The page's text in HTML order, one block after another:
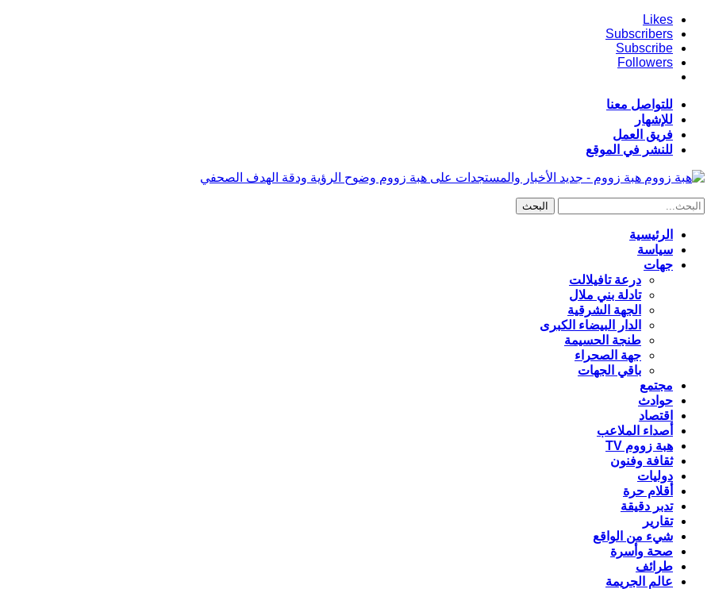
Likes
Subscribers
Subscribe
Followers
للتواصل معنا
للإشهار
فريق العمل
للنشر في الموقع
هبة زووم - جديد الأخبار والمستجدات على هبة زووم وضوح الرؤية ودقة الهدف الصحفي
الرئيسية
سياسة
جهات
درعة تافيلالت
تادلة بني ملال
الجهة الشرقية
الدار البيضاء الكبرى
طنجة الحسيمة
جهة الصحراء
باقي الجهات
مجتمع
حوادث
اقتصاد
أصداء الملاعب
هبة زووم TV
ثقافة وفنون
دوليات
أقلام حرة
تدبر دقيقة
تقارير
شيء من الواقع
صحة وأسرة
طرائف
عالم الجريمة